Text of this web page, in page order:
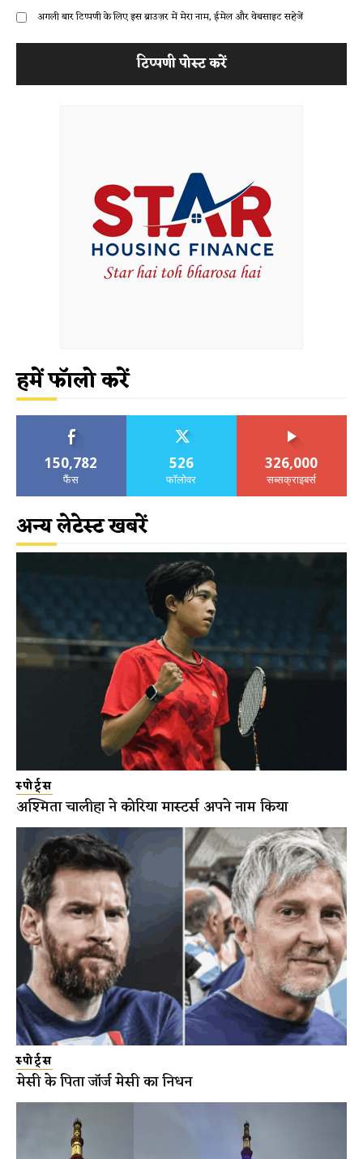
अगली बार टिप्पणी के लिए इस ब्राउज़र में मेरा नाम, ईमेल और वेबसाइट सहेजें
हमें फॉलो करें
150,782
फैंस
526
फॉलोवर
326,000
सब्सक्राइबर्स
अन्य लेटेस्ट खबरें
स्पोर्ट्स
अश्मिता चालीहा ने कोरिया मास्टर्स अपने नाम किया
स्पोर्ट्स
मेसी के पिता जॉर्ज मेसी का निधन